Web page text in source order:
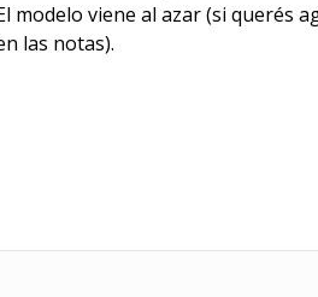
modelo viene al azar (si querés
las notas).